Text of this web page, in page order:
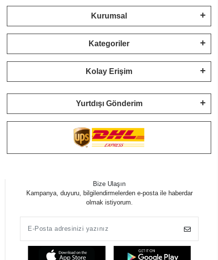
Kurumsal
Kategoriler
Kolay Erişim
Yurtdışı Gönderim
Bize Ulaşın
Kampanya, duyuru, bilgilendirmelerden e-posta ile haberdar
olmak istiyorum.